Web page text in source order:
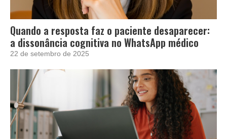
Quando a resposta faz o paciente desaparecer:
a dissonância cognitiva no WhatsApp médico
22 de setembro de 2025